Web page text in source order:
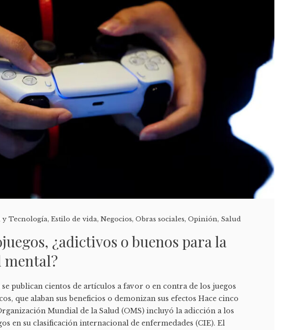
y Tecnología,Estilo de vida,Negocios,Obras sociales,Opinión, Salud
¿adictivos o buenos para la
mental?
se publican cientos de artículos a favor o en contra de los juegos
que alaban sus beneficios o demonizan sus efectos Hace cinco
Mundial de la Salud (OMS) incluyó la adicción a los
en su clasificación internacional de enfermedades (CIE). El